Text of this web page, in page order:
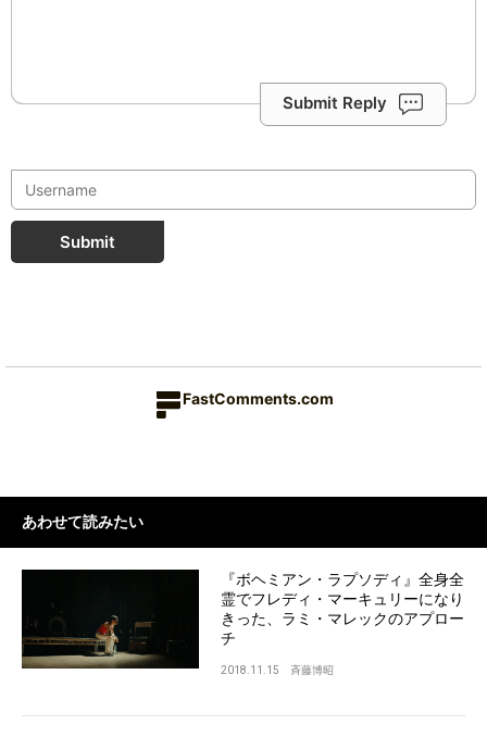
Submit Reply
Submit
FastComments.com
あわせて読みたい
『ボヘミアン・ラプソディ』全身全
霊でフレディ・マーキュリーになり
きった、ラミ・マレックのアプロー
チ
2018.11.15 斉藤博昭